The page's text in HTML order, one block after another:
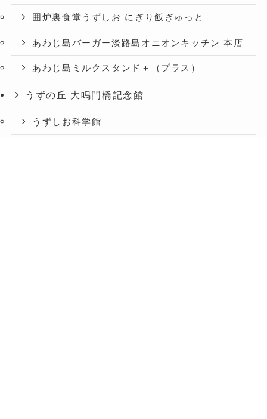
囲炉裏食堂うずしお にぎり飯ぎゅっと
あわじ島バーガー淡路島オニオンキッチン 本店
あわじ島ミルクスタンド＋（プラス）
うずの丘 大鳴門橋記念館
うずしお科学館